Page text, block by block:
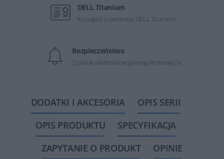
DELL Titanium
Kupujesz u partnera DELL Titanium
Bezpieczeństwo
Szybkie płatności wspierają Przelewy24
DODATKI I AKCESORIA
OPIS SERII
OPIS PRODUKTU
SPECYFIKACJA
ZAPYTANIE O PRODUKT
OPINIE